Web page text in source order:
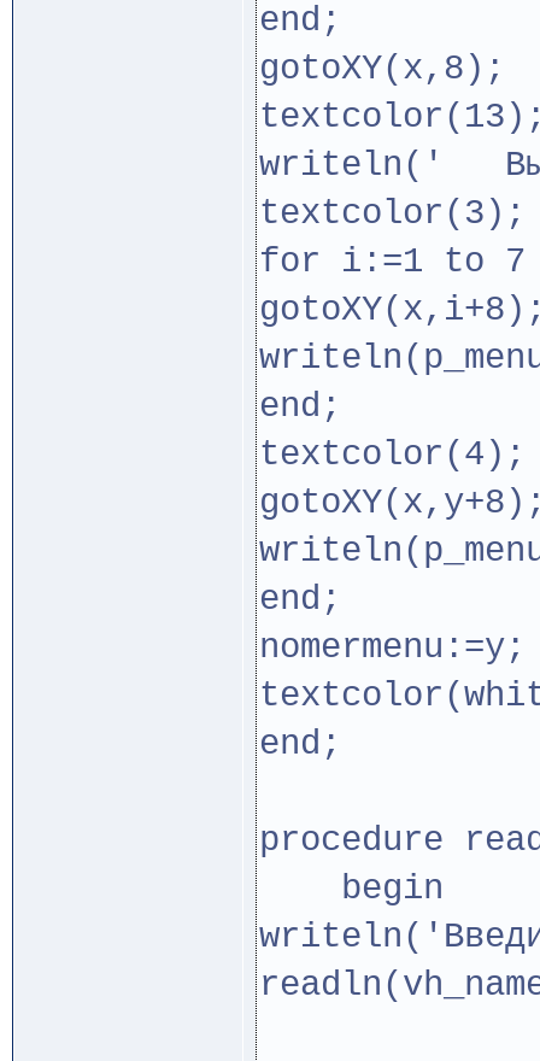
end;
gotoXY(x,8);
writeln('
textcolor(3);
for i:=1 to 7
end;
textcolor(4);
end;
nomermenu:=y;
end;
procedure
begin